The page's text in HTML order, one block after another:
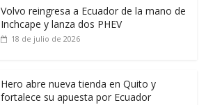
Volvo reingresa a Ecuador de la mano de
Inchcape y lanza dos PHEV
18 de julio de 2026
Hero abre nueva tienda en Quito y
fortalece su apuesta por Ecuador